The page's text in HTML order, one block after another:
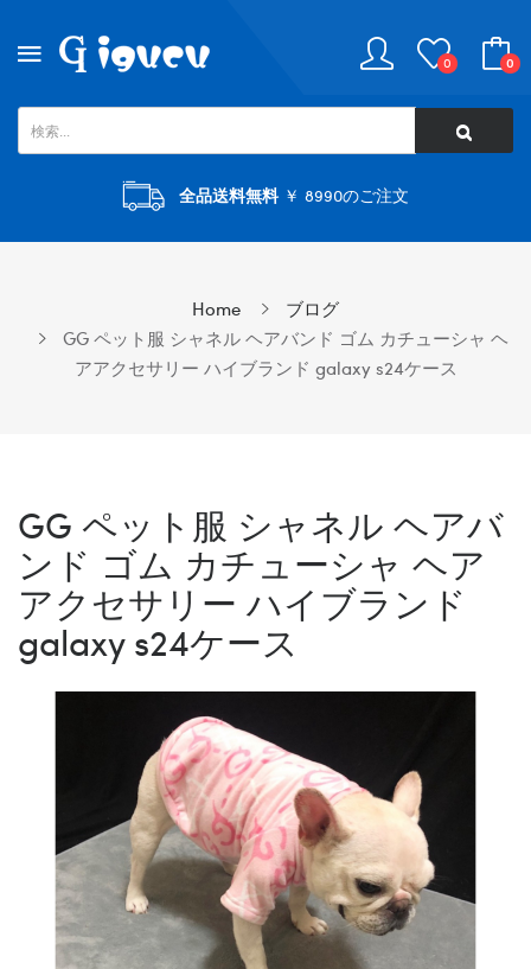
0 0
全品送料無料￥ 8990のご注文
Home
ブログ
GG ペット服 シャネル ヘアバンド ゴム カチューシャ ヘ
アアクセサリー ハイブランド galaxy s24ケース
GG ペット服 シャネル ヘアバ
ンド ゴム カチューシャ ヘア
アクセサリー ハイブランド
galaxy s24ケース